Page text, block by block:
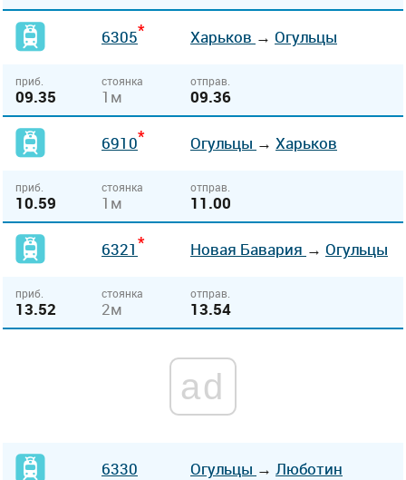
6305* Харьков → Огульцы
приб.
09.35
стоянка
1м
отправ.
09.36
6910* Огульцы → Харьков
приб.
10.59
стоянка
1м
отправ.
11.00
6321* Новая Бавария → Огульцы
приб.
13.52
стоянка
2м
отправ.
13.54
ad
6330 Огульцы → Люботин